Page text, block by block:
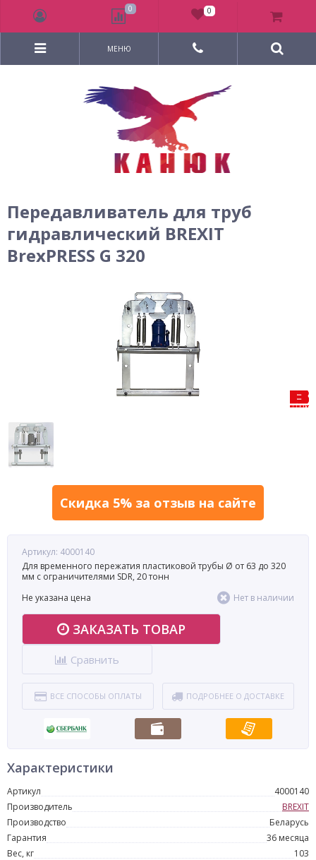
МЕНЮ
Передавливатель для труб
гидравлический BREXIT
BrexPRESS G 320
Скидка 5% за отзыв на сайте
Артикул: 4000140
Для временного пережатия пластиковой трубы Ø от 63 до 320
мм с ограничителями SDR, 20 тонн
Не указана цена
Нет в наличии
ЗАКАЗАТЬ ТОВАР
Сравнить
ВСЕ СПОСОБЫ ОПЛАТЫ ПОДРОБНЕЕ О ДОСТАВКЕ
Характеристики
Артикул
4000140
Производитель
BREXIT
Производство
Беларусь
Гарантия
36 месяца
Вес, кг
103
0 0